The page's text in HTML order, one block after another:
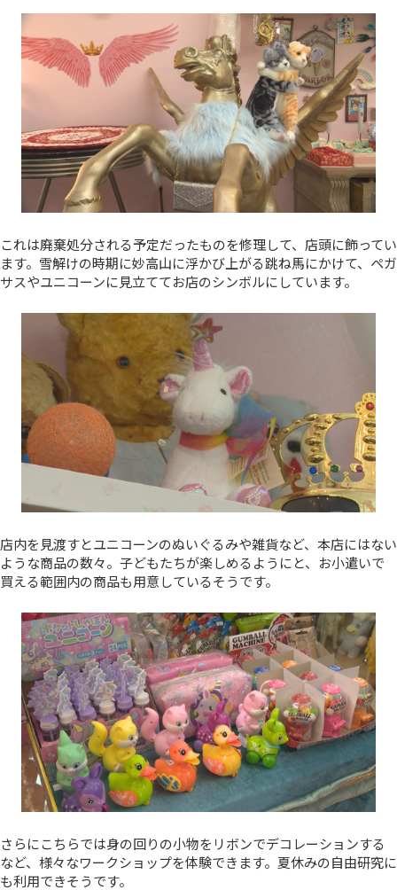
これは廃棄処分される予定だったものを修理して、店頭に飾ってい
ます。雪解けの時期に妙高山に浮かび上がる跳ね馬にかけて、ペガ
サスやユニコーンに見立ててお店のシンボルにしています。
店内を見渡すとユニコーンのぬいぐるみや雑貨など、本店にはない
ような商品の数々。子どもたちが楽しめるようにと、お小遣いで
買える範囲内の商品も用意しているそうです。
さらにこちらでは身の回りの小物をリボンでデコレーションする
など、様々なワークショップを体験できます。夏休みの自由研究に
も利用できそうです。